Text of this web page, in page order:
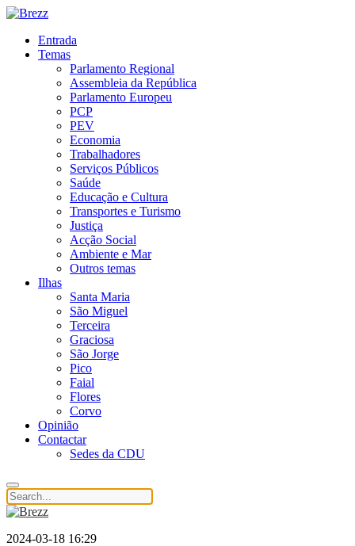
Entrada
Temas
Parlamento Regional
Assembleia da República
Parlamento Europeu
PCP
PEV
Economia
Trabalhadores
Serviços Públicos
Saúde
Educação e Cultura
Transportes e Turismo
Justiça
Acção Social
Ambiente e Mar
Outros temas
Ilhas
Santa Maria
São Miguel
Terceira
Graciosa
São Jorge
Pico
Faial
Flores
Corvo
Opinião
Contactar
Sedes da CDU
2024-03-18 16:29